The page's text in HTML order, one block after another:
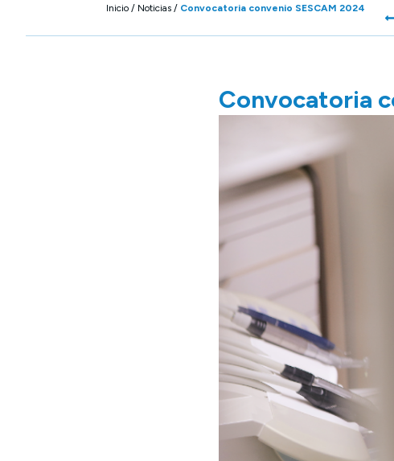
Inicio / Noticias / Convocatoria convenio SESCAM 2024
Convocatoria